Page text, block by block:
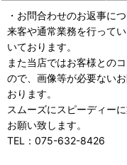
・お問合わせのお返事に
来客や通常業務を行って
いております。
また当店ではお客様との
ので、画像等が必要ない
おります。
スムーズにスピーディー
お願い致します。
TEL：075-632-8426